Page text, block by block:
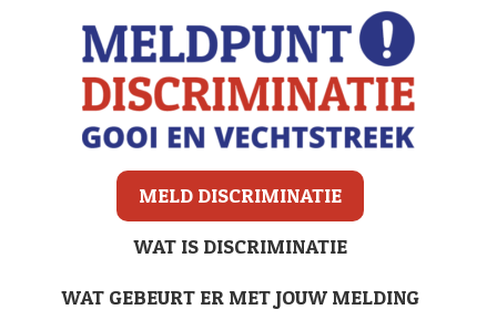
MELD DISCRIMINATIE
WAT IS DISCRIMINATIE
WAT GEBEURT ER MET JOUW MELDING